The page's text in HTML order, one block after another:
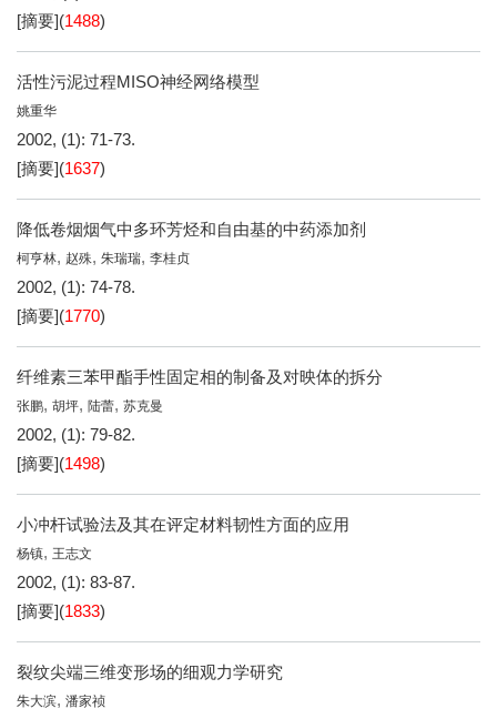
[摘要](1488)
活性污泥过程MISO神经网络模型
姚重华
2002, (1): 71-73.
[摘要](1637)
降低卷烟烟气中多环芳烃和自由基的中药添加剂
柯亨林, 赵殊, 朱瑞瑞, 李桂贞
2002, (1): 74-78.
[摘要](1770)
纤维素三苯甲酯手性固定相的制备及对映体的拆分
张鹏, 胡坪, 陆蕾, 苏克曼
2002, (1): 79-82.
[摘要](1498)
小冲杆试验法及其在评定材料韧性方面的应用
杨镇, 王志文
2002, (1): 83-87.
[摘要](1833)
裂纹尖端三维变形场的细观力学研究
朱大滨, 潘家祯